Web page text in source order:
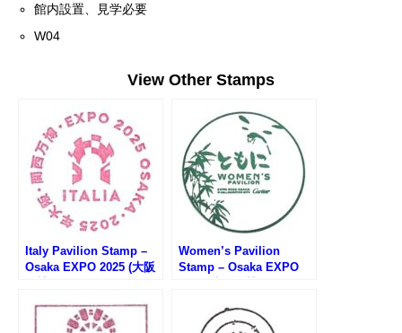
館内設置、見学必要
W04
View Other Stamps
Italy Pavilion Stamp –
Osaka EXPO 2025 (大阪
Women’s Pavilion
Stamp – Osaka EXPO